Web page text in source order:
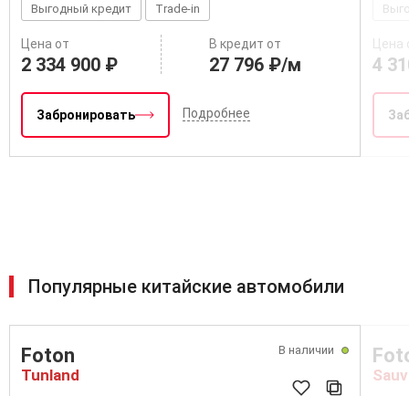
Выгодный кредит Trade-in
Цена от
2 334 900 ₽
В кредит от
27 796 ₽/м
Забронировать Подробнее
Цена
4
Популярные китайские автомобили
В наличии
Foton
Tunland